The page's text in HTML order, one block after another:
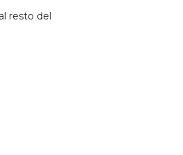
resto del